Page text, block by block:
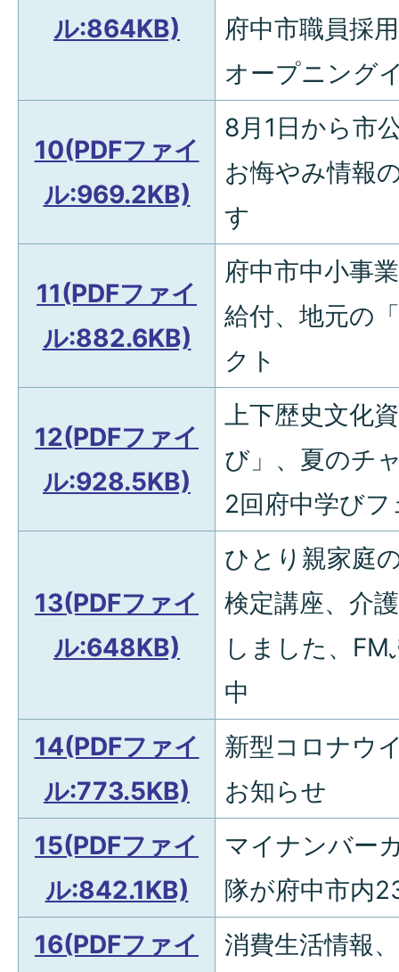
ル:864KB)
府中市職員採
オープニング
10(PDFファイ
ル:969.2KB)
8月1日から市
お悔やみ情報
す
11(PDFファイ
ル:882.6KB)
府中市中小事
給付、地元の
クト
12(PDFファイ
ル:928.5KB)
上下歴史文化
び」、夏のチ
2回府中学び
13(PDFファイ
ル:648KB)
ひとり親家庭
検定講座、介
しました、
中
14(PDFファイ
ル:773.5KB)
新型コロナウ
お知らせ
15(PDFファイ
ル:842.1KB)
マイナンバー
隊が府中市内
16(PDFファイ
消費生活情報